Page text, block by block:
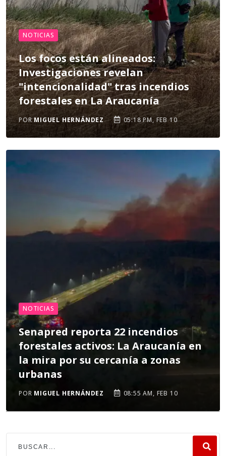
NOTICIAS
Los focos están alineados:
Investigaciones revelan
"intencionalidad" tras incendios
forestales en La Araucanía
PORMIGUEL HERNÁNDEZ 05:18 PM, FEB 10
NOTICIAS
Senapred reporta 22 incendios
forestales activos: La Araucanía en
la mira por su cercanía a zonas
urbanas
POR MIGUEL HERNÁNDEZ 08:55 AM, FEB 10